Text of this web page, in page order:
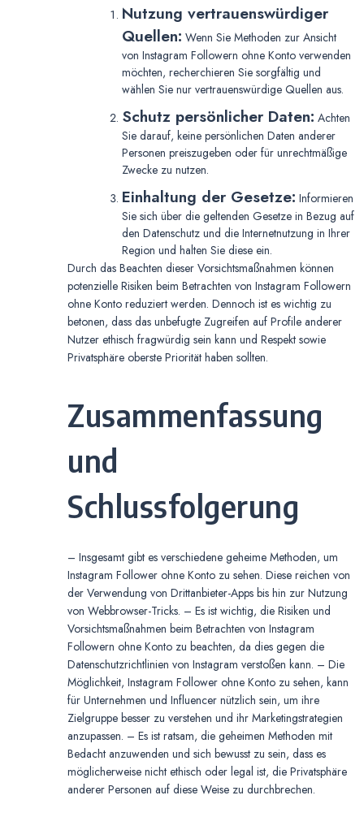
Nutzung vertrauenswürdiger
Quellen: Wenn Sie Methoden zur Ansicht
von Instagram Followern ohne Konto verwenden
möchten, recherchieren Sie sorgfältig und
wählen Sie nur vertrauenswürdige Quellen aus.
Schutz persönlicher Daten: Achten
Sie darauf, keine persönlichen Daten anderer
Personen preiszugeben oder für unrechtmäßige
Zwecke zu nutzen.
Einhaltung der Gesetze: Informieren
Sie sich über die geltenden Gesetze in Bezug auf
den Datenschutz und die Internetnutzung in Ihrer
Region und halten Sie diese ein.
Durch das Beachten dieser Vorsichtsmaßnahmen können
potenzielle Risiken beim Betrachten von Instagram Followern
ohne Konto reduziert werden. Dennoch ist es wichtig zu
betonen, dass das unbefugte Zugreifen auf Profile anderer
Nutzer ethisch fragwürdig sein kann und Respekt sowie
Privatsphäre oberste Priorität haben sollten.
Zusammenfassung
und
Schlussfolgerung
– Insgesamt gibt es verschiedene geheime Methoden, um
Instagram Follower ohne Konto zu sehen. Diese reichen von
der Verwendung von Drittanbieter-Apps bis hin zur Nutzung
von Webbrowser-Tricks. – Es ist wichtig, die Risiken und
Vorsichtsmaßnahmen beim Betrachten von Instagram
Followern ohne Konto zu beachten, da dies gegen die
Datenschutzrichtlinien von Instagram verstoßen kann. – Die
Möglichkeit, Instagram Follower ohne Konto zu sehen, kann
für Unternehmen und Influencer nützlich sein, um ihre
Zielgruppe besser zu verstehen und ihr Marketingstrategien
anzupassen. – Es ist ratsam, die geheimen Methoden mit
Bedacht anzuwenden und sich bewusst zu sein, dass es
möglicherweise nicht ethisch oder legal ist, die Privatsphäre
anderer Personen auf diese Weise zu durchbrechen.